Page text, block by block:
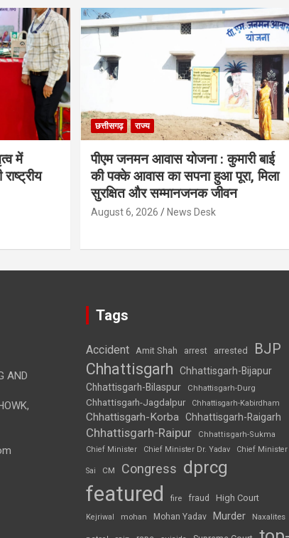
में
छत्तीसगढ़ राज्य
पीएम जनमन आवास योजना : कुमारी बाई
की पक्के आवास का सपना हुआ पूरा, मिला
सुरक्षित और सम्मानजनक जीवन
August 6, 2026 News Desk
AND
Tags
Accident Amit Shah arrest arrested BJP
Chhattisgarh
Chhattisgarh-Bijapur
Chhattisgarh-Bilaspur
Chhattisgarh-Durg
Chhattisgarh-Jagdalpur Chhattisgarh-Kabirdham
Chhattisgarh-Korba Chhattisgarh-Raigarh
Chhattisgarh-Raipur
Chhattisgarh-Sukma
Chief Minister
Chief Minister Dr. Yadav Chief Minister
Sai CM Congress dprcg
featured fire fraud High Court
Kejriwal mohan Mohan Yadav Murder Naxalites